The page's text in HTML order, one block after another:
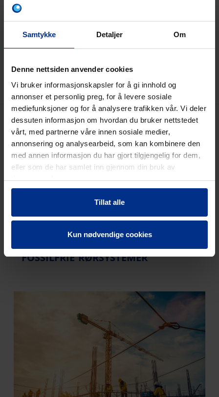
Samtykke Detaljer Om
Denne nettsiden anvender cookies
Vi bruker informasjonskapsler for å gi innhold og
annonser et personlig preg, for å levere sosiale
mediefunksjoner og for å analysere trafikken vår. Vi deler
dessuten informasjon om hvordan du bruker nettstedet
vårt, med partnerne våre innen sosiale medier,
annonsering og analysearbeid, som kan kombinere den
med annen informasjon du har gjort tilgjengelig for dem,
eller som de har samlet inn gjennom din bruk av
tjenestene deres.
Tillat alle
Kun nødvendige cookies
ife.com
ife.com
FOSSILFRIE RØRSYSTEMER